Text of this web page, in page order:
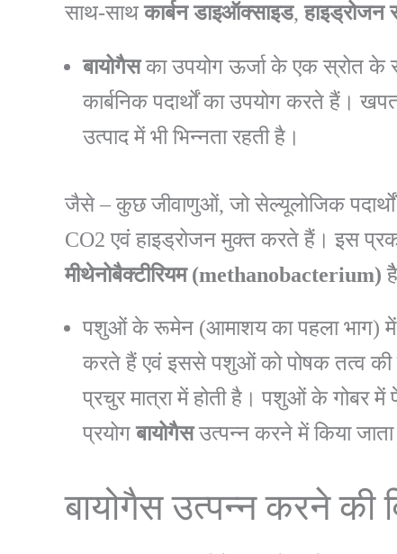
साथ-साथकार्बन डाइऑक्साइड,हाइड्रोजन
बायोगैसका उपयोग ऊर्जा के एक स्रोत के
कार्बनिक पदार्थों का उपयोग करते हैं।
उत्पाद में भी भिन्नता रहती है।
जैसे – कुछ जीवाणुओं, जो सेल्यूलोजिक पदार्थों
CO2 एवं हाइड्रोजन मुक्त करते हैं। इस
मीथेनोबैक्टीरियम (methanobacterium)
पशुओं के रूमेन (आमाशय का पहला भाग)
करते हैं एवं इससे पशुओं को पोषक तत्व की
प्रचुर मात्रा में होती है। पशुओं के गोबर में
प्रयोगबायोगैसउत्पन्न करने में किया
बायोगैस उत्पन्न करने की